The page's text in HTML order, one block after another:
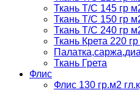
Ткань Т/C 145 гр
Ткань Т/C 150 гр
Ткань Т/C 240 гр
Ткань Крета 220
Ткань Грета
Флис
Флис 130 гр.м2